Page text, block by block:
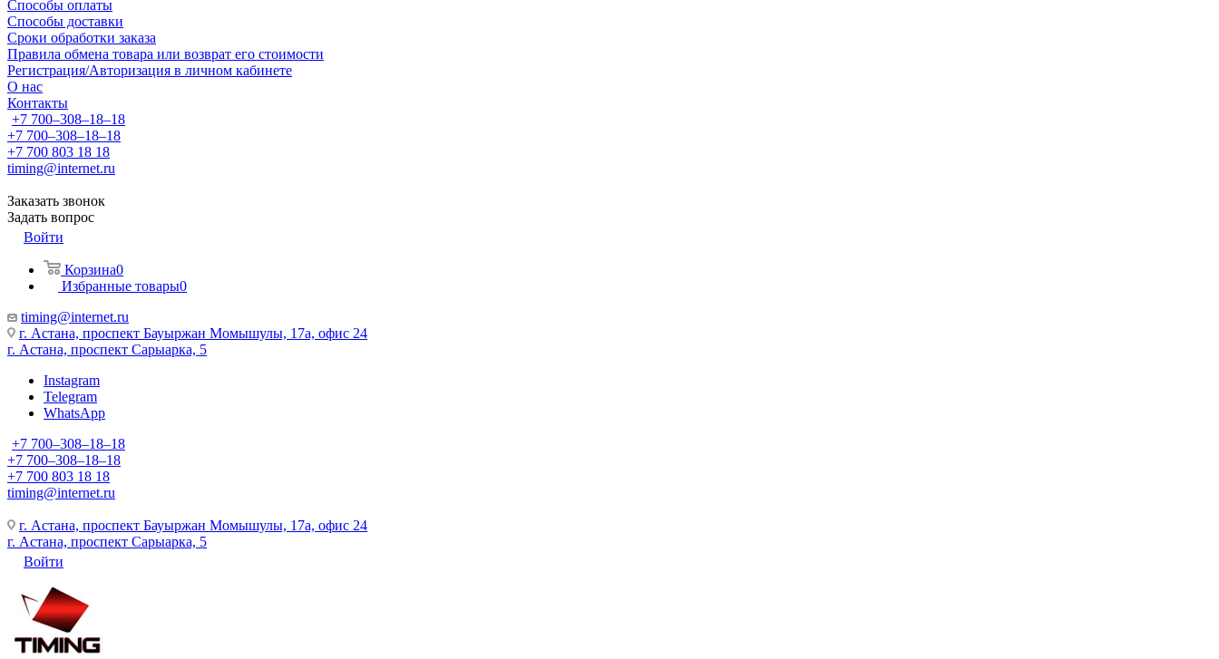
Способы оплаты
Способы доставки
Сроки обработки заказа
Правила обмена товара или возврат его стоимости
Регистрация/Авторизация в личном кабинете
О нас
Контакты
+7 700‒308‒18‒18
+7 700‒308‒18‒18
+7 700 803 18 18
timing@internet.ru
Заказать звонок
Задать вопрос
Войти
Корзина0
Избранные товары0
timing@internet.ru
г. Астана, проспект Бауыржан Момышулы, 17а, офис 24
г. Астана, проспект Сарыарка, 5
Instagram
Telegram
WhatsApp
+7 700‒308‒18‒18
+7 700‒308‒18‒18
+7 700 803 18 18
timing@internet.ru
г. Астана, проспект Бауыржан Момышулы, 17а, офис 24
г. Астана, проспект Сарыарка, 5
Войти